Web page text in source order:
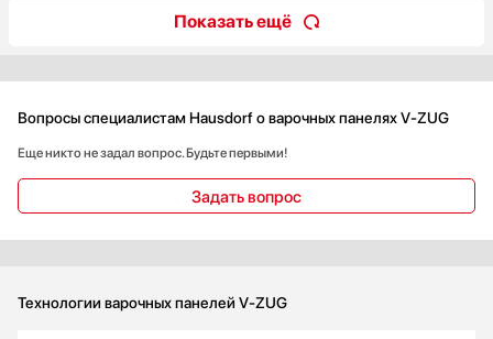
Показать ещё
Вопросы специалистам Hausdorf о варочных панелях V-ZUG
Еще никто не задал вопрос. Будьте первыми!
Задать вопрос
Технологии варочных панелей V-ZUG